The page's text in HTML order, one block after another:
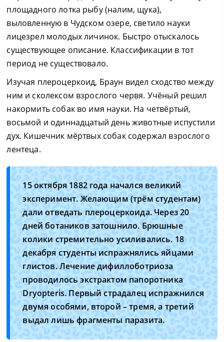
площадного лотка рыбу (налим, щука),
выловленную в Чудском озере, светило науки
лицезрел молодых личинок. Быстро отыскалось
существующее описание. Классификации в тот
период не существовало.
Изучая плероцеркоид, Браун видел сходство между
ним и сколексом взрослого червя. Учёный решил
накормить собак во имя науки. На четвёртый,
восьмой и одиннадцатый день животные испустили
дух. Кишечник мёртвых собак содержал взрослого
лентеца.
15 октября 1882 года начался великий
эксперимент. Желающим (трём студентам)
дали отведать плероцеркоида. Через 20
дней ботаников затошнило. Брюшные
колики стремительно усиливались. 18
декабря студенты испражнялись яйцами
глистов. Лечение дифиллоботриоза
проводилось экстрактом папоротника
Dryopteris. Первый страдалец испражнился
двумя особями, второй – тремя, а третий
выдал лишь фрагменты паразита.